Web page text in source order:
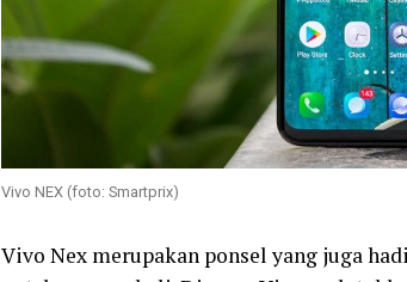
Vivo NEX (foto: Smartprix)
Vivo Nex merupakan ponsel yang juga